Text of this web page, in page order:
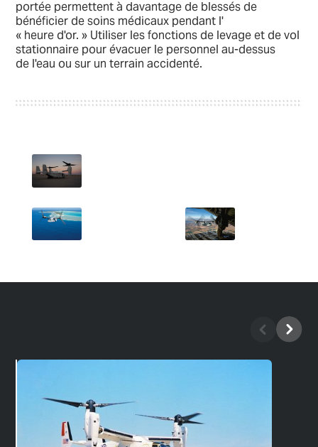
portée permettent à davantage de blessés de
bénéficier de soins médicaux pendant l'
« heure d'or. » Utiliser les fonctions de levage et de vol
stationnaire pour évacuer le personnel au-dessus
de l'eau ou sur un terrain accidenté.
2005 septembre Juin 2007